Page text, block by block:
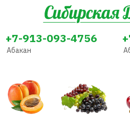
Груша Декоративные
растения
Жимолость